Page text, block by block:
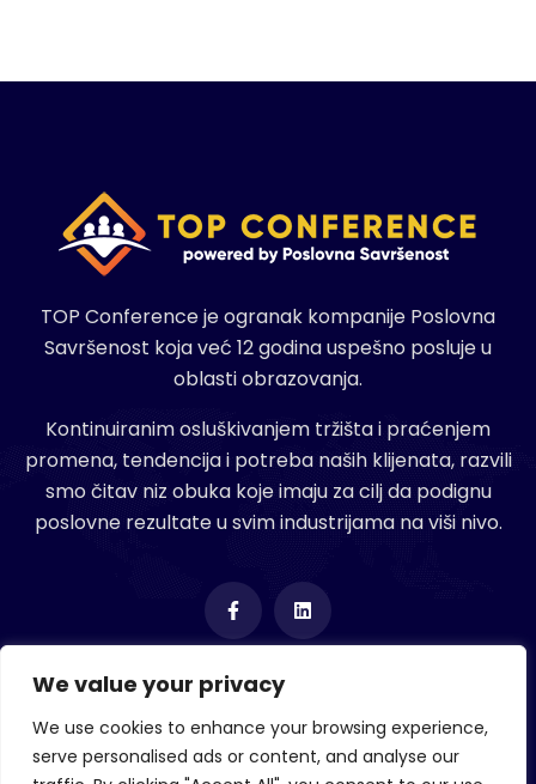
We value your privacy
We use cookies to enhance your browsing experience,
serve personalised ads or content, and analyse our
TOP Conference je ogranak kompanije Poslovna
Savršenost koja već 12 godina uspešno posluje u
oblasti obrazovanja.
Kontinuiranim osluškivanjem tržišta i praćenjem
promena, tendencija i potreba naših klijenata, razvili
smo čitav niz obuka koje imaju za cilj da podignu
poslovne rezultate u svim industrijama na viši nivo.
Poslovna savršenost doo
Call centar: +381 11 40 92 613, +381 60 664 89 67
Email: office@top-conference.com